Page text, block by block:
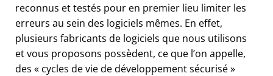
reconnus et testés pour en premier lieu limiter les
erreurs au sein des logiciels mêmes. En effet,
plusieurs fabricants de logiciels que nous utilisons
et vous proposons possèdent, ce que l’on appelle,
des « cycles de vie de développement sécurisé »